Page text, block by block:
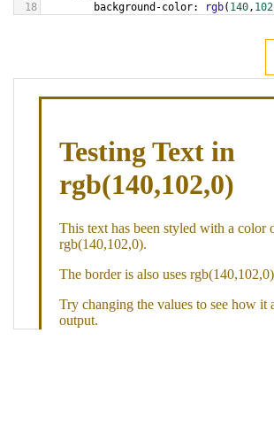
18
background-color: rgb( 140, 102
white, rgb(140,102,0));
div class="textColor borderColor"
< h1>Testing Text in rgb(140,102,0)